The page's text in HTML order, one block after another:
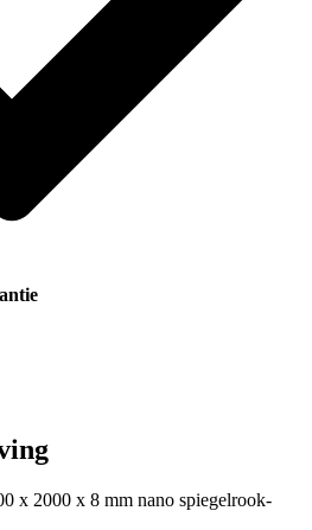
x 2000 x 8 mm nano spiegelrook-